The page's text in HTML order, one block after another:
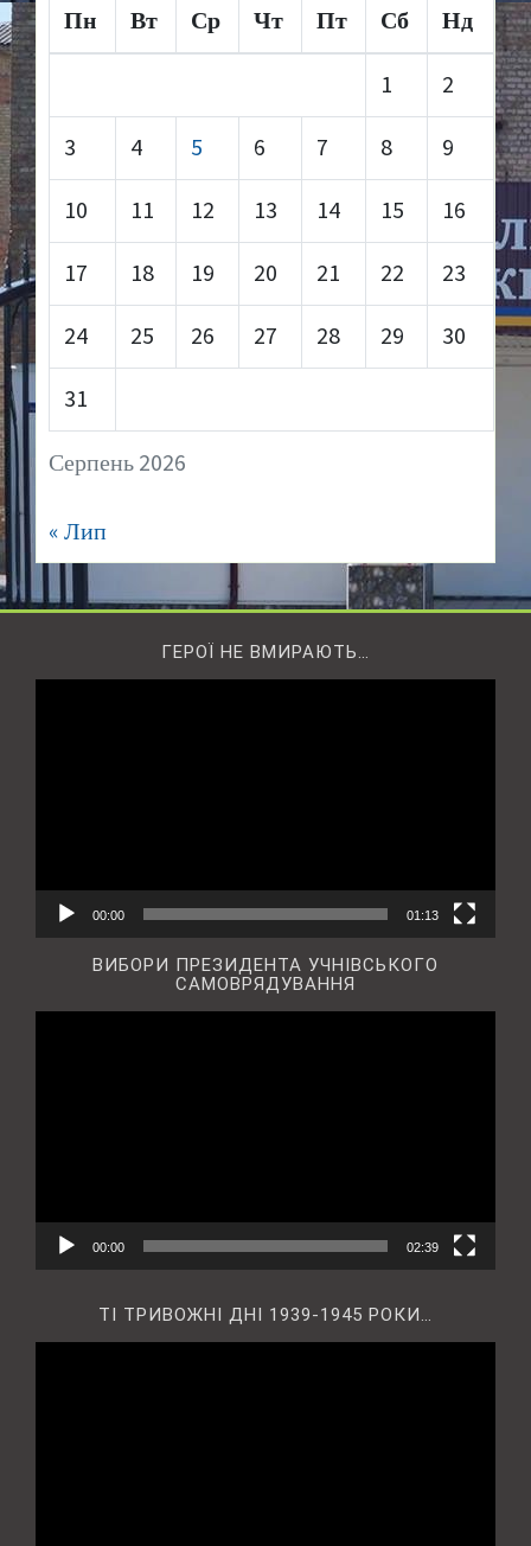
Серпень 2026
Пн Вт Ср Чт Пт Сб Нд
1 2
3 4 5 6 7 8 9
10 11 12 13 14 15 16
17 18 19 20 21 22 23
24 25 26 27 28 29 30
31
« Лип
ГЕРОЇ НЕ ВМИРАЮТЬ…
00:00 01:13
ВИБОРИ ПРЕЗИДЕНТА УЧНІВСЬКОГО
САМОВРЯДУВАННЯ
00:00 02:39
ТІ ТРИВОЖНІ ДНІ 1939-1945 РОКИ…